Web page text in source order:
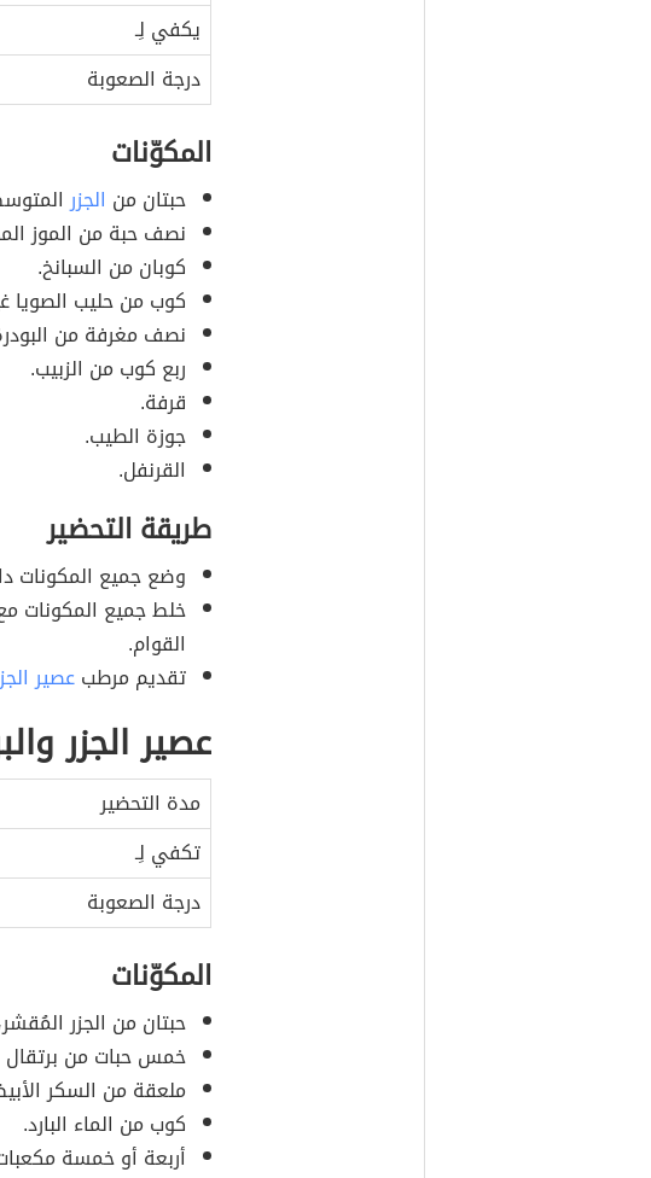
يكفي لِـ
درجة الصعوبة
المكوّنات
حبتان من الجزر
نصف حبة من الموز
كوبان من السبانخ.
كوب من حليب الصويا
نصف مغرفة من البودرة
ربع كوب من الزبيب.
قرفة.
جوزة الطيب.
القرنفل.
طريقة التحضير
وضع جميع المكونات
خلط جميع المكونات
القوام.
تقديم مرطبعصير
عصير الجزر
مدة التحضير
تكفي لِـ
درجة الصعوبة
المكوّنات
حبتان من الجزر
خمس حبات من برتقال
ملعقة من السكر
كوب من الماء البارد.
أربعة أو خمسة